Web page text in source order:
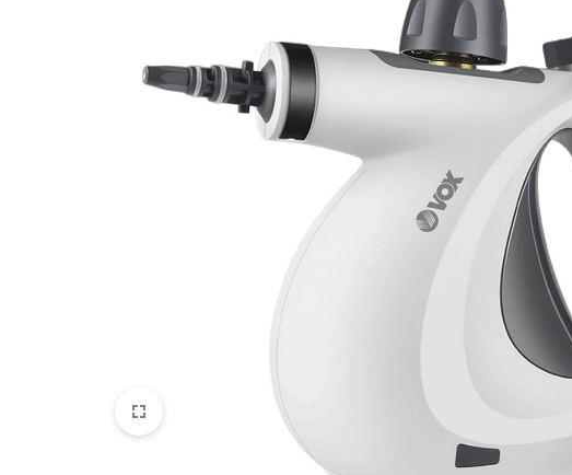
ВГРАДНА ТЕХНИКА
МАЛИ АПАРАТИ